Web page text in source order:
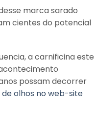
marca sarado
cientes do potencial
a carnificina este
possam decorrer
olhos no web-site